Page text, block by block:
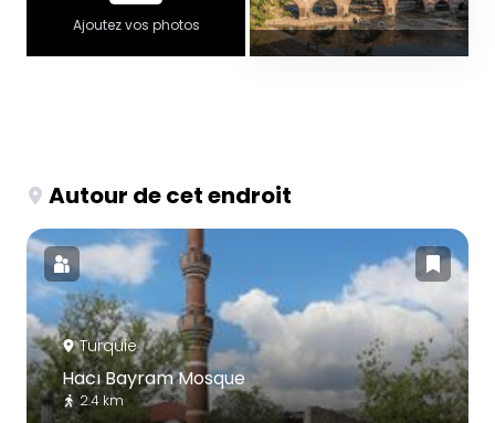
Ajoutez vos photos
Autour de cet endroit
Turquie
Hacı Bayram Mosque
2.4 km